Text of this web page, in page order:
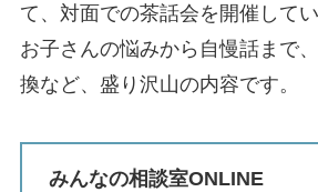
て、対面での茶話会を開催してい
お子さんの悩みから自慢話まで
換など、盛り沢山の内容です。
みんなの相談室ONLINE